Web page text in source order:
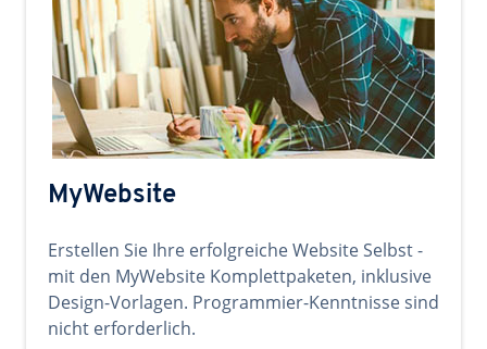
MyWebsite
Erstellen Sie Ihre erfolgreiche Website Selbst -
mit den MyWebsite Komplettpaketen, inklusive
Design-Vorlagen. Programmier-Kenntnisse sind
nicht erforderlich.